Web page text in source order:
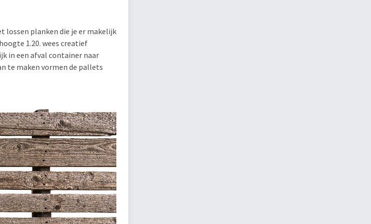
lossen planken die je er makelijk
1.20. wees creatief
in een afval container naar
te maken vormen de pallets